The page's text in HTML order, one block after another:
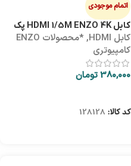
اتمام موجودی
کابل HDMI 1/5M ENZO 4K پک
طلقی
کابل HDMI ,
*محصولات ENZO
کامپیوتری
380,000تومان
کد کالا: 128128